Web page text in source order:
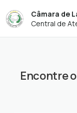
Câmara de
Central de
Encontre